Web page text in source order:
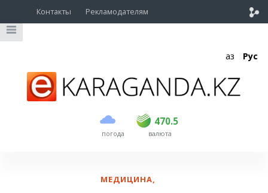
Контакты Рекламодателям
Қаз Рус
погода
470.5
USD 469 470.5
EUR валюта
МЕДИЦИНА,